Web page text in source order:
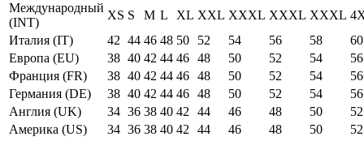
Международный
(INT)
XS S M L XL XXL XXXL XXXL XXXL
Италия (IT)
42 44 46 48 50 52 54 56 58
60
Европа (EU)
38 40 42 44 46 48 50 52 54
56
Франция (FR)
38 40 42 44 46 48 50 52 54
56
Германия (DE)
38 40 42 44 46 48 50 52 54
56
Англия (UK)
34 36 38 40 42 44 46 48 50
52
Америка (US)
34 36 38 40 42 44 46 48 50
52